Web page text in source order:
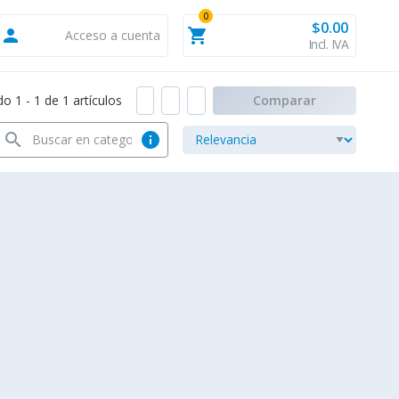
person Acceso a cuenta shopping_cart
0
$0.00
Incl. IVA
1 - 1 de 1 artículos Comparar
info
search